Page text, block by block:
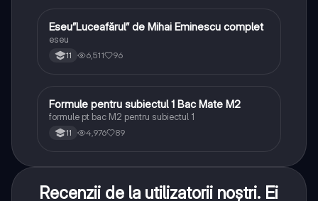
Limba și literatura română
Eseu”Luceafărul” de Mihai Eminescu complet
eseu
11 6,511 96
Matematică
Formule pentru subiectul 1 Bac Mate M2
formule pt bac M2 pentru subiectul 1
11 4,976 89
Recenzii de la utilizatorii noștri. Ei